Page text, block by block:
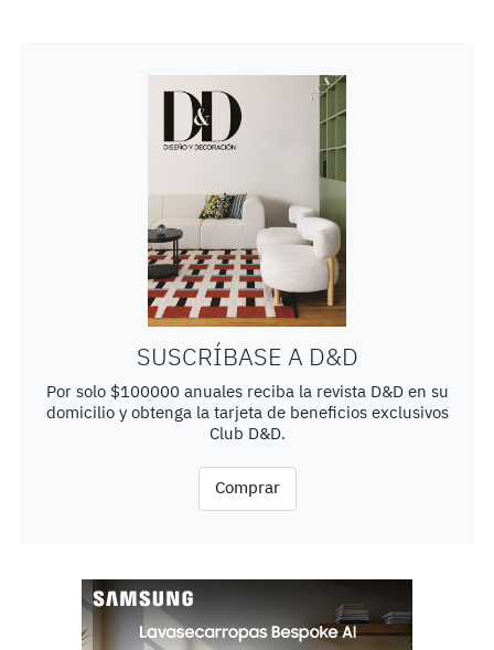
SUSCRÍBASE A D&D
Por solo $100000 anuales reciba la revista D&D en su
domicilio y obtenga la tarjeta de beneficios exclusivos
Club D&D.
Comprar